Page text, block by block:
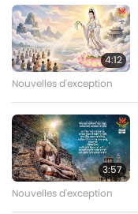
4:12
Nouvelles d'exception
3:57
Nouvelles d'exception